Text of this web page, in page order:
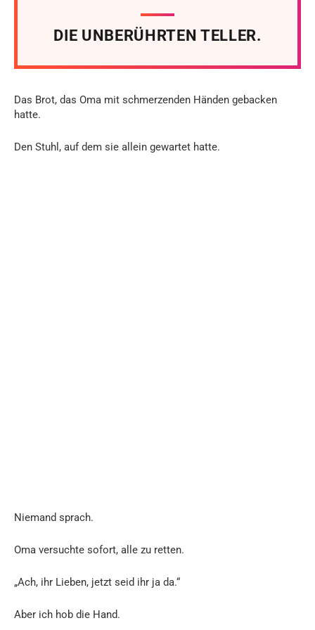
DIE UNBERÜHRTEN TELLER.
Das Brot, das Oma mit schmerzenden Händen gebacken
hatte.
Den Stuhl, auf dem sie allein gewartet hatte.
Niemand sprach.
Oma versuchte sofort, alle zu retten.
„Ach, ihr Lieben, jetzt seid ihr ja da.“
Aber ich hob die Hand.